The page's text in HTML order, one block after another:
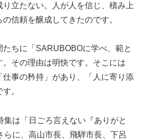
立たない。人が人を信じ、積み上
信頼を醸成してきたのです。
ちに「SARUBOBOに学べ、範と
その理由は明快です。そこには
仕事の矜持」があり、「人に寄り添
。
集は「日ごろ言えない『ありがと
らに、高山市長、飛騨市長、下呂